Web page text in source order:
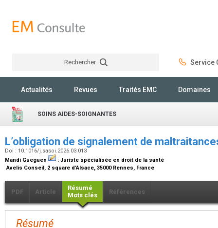
Rechercher Service
Actualités Revues Traités EMC Domaines
SOINS AIDES-SOIGNANTES
L’obligation de signalement de
Doi : 10.1016/j.sasoi.2026.03.013
Mandi Gueguen
: Juriste spécialisée en droit de la santé
Avelis Conseil, 2 square d’Alsace, 35000 Rennes, France
PDF Article
Résumé
Mots clés
Références
Résumé